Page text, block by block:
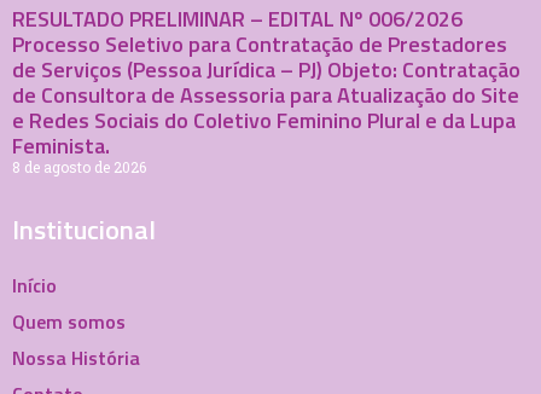
RESULTADO PRELIMINAR – EDITAL Nº 006/2026
Processo Seletivo para Contratação de Prestadores
de Serviços (Pessoa Jurídica – PJ) Objeto: Contratação
de Consultora de Assessoria para Atualização do Site
e Redes Sociais do Coletivo Feminino Plural e da Lupa
Feminista.
8 de agosto de 2026
Institucional
Início
Quem somos
Nossa História